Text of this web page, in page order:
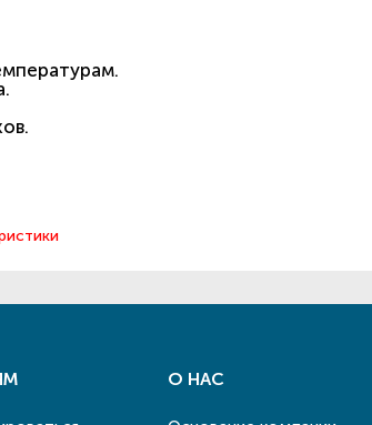
О НАС